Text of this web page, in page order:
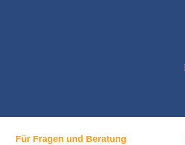
Für Fragen und Beratung